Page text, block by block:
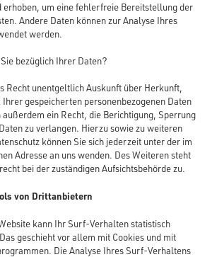
erhoben, um eine fehlerfreie Bereitstellung der
Andere Daten können zur Analyse Ihres
werden.
bezüglich Ihrer Daten?
Recht unentgeltlich Auskunft über Herkunft,
gespeicherten personenbezogenen Daten
ein Recht, die Berichtigung, Sperrung
zu verlangen. Hierzu sowie zu weiteren
können Sie sich jederzeit unter der im
Adresse an uns wenden. Des Weiteren steht
bei der zuständigen Aufsichtsbehörde zu.
von Drittanbietern
kann Ihr Surf-Verhalten statistisch
geschieht vor allem mit Cookies und mit
Die Analyse Ihres Surf-Verhaltens